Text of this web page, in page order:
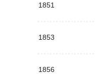
1851
1853
1856